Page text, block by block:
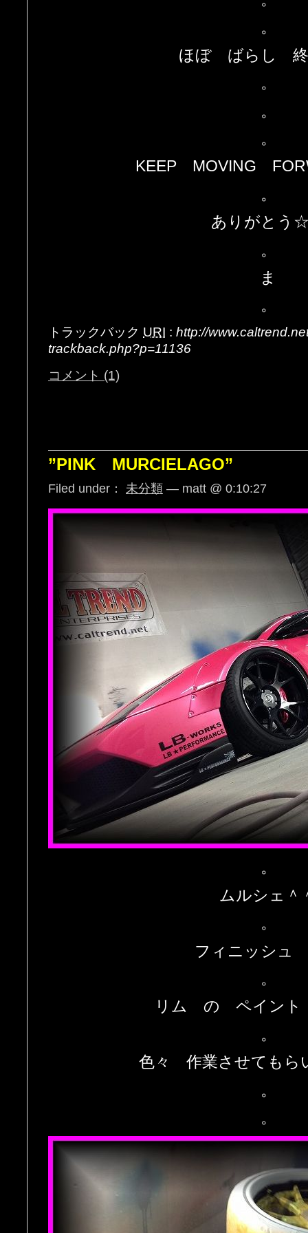
。
ほぼ ばらし 終
。
。
。
KEEP MOVING
。
ありがとう
。
ま
。
トラックバック URI : http://
trackback.php?p=11136
コメント (1)
”PINK MURCIELAGO”
Filed under： 未分類 — matt @ 0:10:27
。
ムルシェ＾
。
フィニッシュ
。
リム の ペイン
。
色々 作業させてもら
。
。